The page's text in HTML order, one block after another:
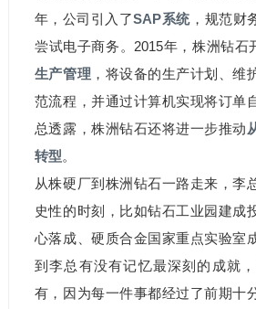
年，公司引入了SAP系统 ，规范财
尝试电子商务。2015年，株洲钻石
生产管理 ，将设备的生产计划、维
范流程，并通过计算机实现将订单
总透露，株洲钻石还将进一步推动
转型。
从株硬厂到株洲钻石一路走来，李
史性的时刻，比如钻石工业园建成
心落成、硬质合金国家重点实验室
到李总有没有记忆最深刻的成就
有，因为每一件事都经过了前期十